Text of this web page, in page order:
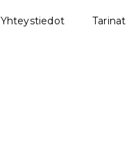
Yhteystiedot Tarinat